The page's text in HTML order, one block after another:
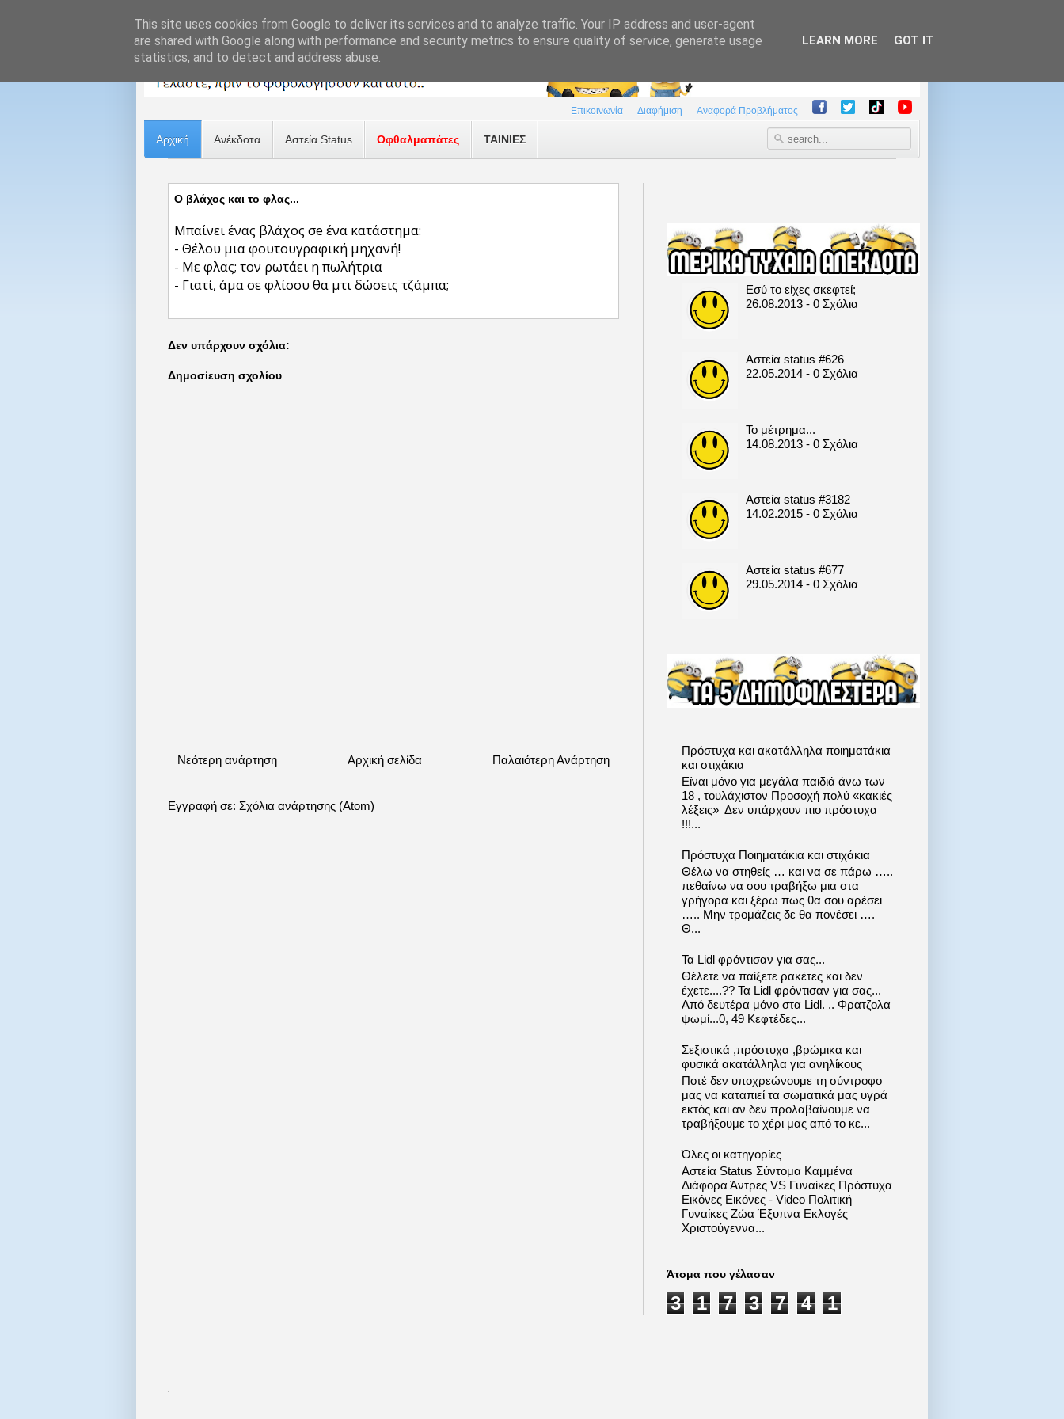
Επικοινωνία Διαφήμιση Αναφορά Προβλήματος
Αρχική Ανέκδοτα Αστεία Status Οφθαλμαπάτες ΤΑΙΝΙΕΣ
Ο βλάχος και το φλας...
Μπαίνει ένας βλάχος σe ένα κατάστημα:
- Θέλου μια φουτουγραφική μηχανή!
- Με φλας; τον ρωτάει η πωλήτρια
- Γιατί, άμα σε φλίσου θα μτι δώσεις τζάμπα;
Δεν υπάρχουν σχόλια:
Δημοσίευση σχολίου
Νεότερη ανάρτηση Παλαιότερη Ανάρτηση
Αρχική σελίδα
Εγγραφή σε: Σχόλια ανάρτησης (Atom)
Εσύ το είχες σκεφτεί;
26.08.2013 - 0 Σχόλια
Αστεία status #626
22.05.2014 - 0 Σχόλια
Το μέτρημα...
14.08.2013 - 0 Σχόλια
Αστεία status #3182
14.02.2015 - 0 Σχόλια
Αστεία status #677
29.05.2014 - 0 Σχόλια
Πρόστυχα και ακατάλληλα ποιηματάκια
και στιχάκια
Είναι μόνο για μεγάλα παιδιά άνω των
18 , τουλάχιστον Προσοχή πολύ «κακιές
λέξεις» Δεν υπάρχουν πιο πρόστυχα
!!!...
Πρόστυχα Ποιηματάκια και στιχάκια
Θέλω να στηθείς … και να σε πάρω …..
πεθαίνω να σου τραβήξω μια στα
γρήγορα και ξέρω πως θα σου αρέσει
….. Μην τρομάζεις δε θα πονέσει ….
Θ...
Τα Lidl φρόντισαν για σας...
Θέλετε να παίξετε ρακέτες και δεν
έχετε....?? Τα Lidl φρόντισαν για σας...
Από δευτέρα μόνο στα Lidl. .. Φρατζολα
ψωμί...0, 49 Κεφτέδες...
Σεξιστικά ,πρόστυχα ,βρώμικα και
φυσικά ακατάλληλα για ανηλίκους
Ποτέ δεν υποχρεώνουμε τη σύντροφο
μας να καταπιεί τα σωματικά μας υγρά
εκτός και αν δεν προλαβαίνουμε να
τραβήξουμε το χέρι μας από το κε...
Όλες οι κατηγορίες
Αστεία Status Σύντομα Καμμένα
Διάφορα Άντρες VS Γυναίκες Πρόστυχα
Εικόνες Εικόνες - Video Πολιτική
Γυναίκες Ζώα Έξυπνα Εκλογές
Χριστούγεννα...
Άτομα που γέλασαν
3 1 7 3 7 4 1
This site uses cookies from Google to deliver its services and to analyze traffic. Your IP address and user-agent
are shared with Google along with performance and security metrics to ensure quality of service, generate usage
statistics, and to detect and address abuse.
LEARN MORE GOT IT